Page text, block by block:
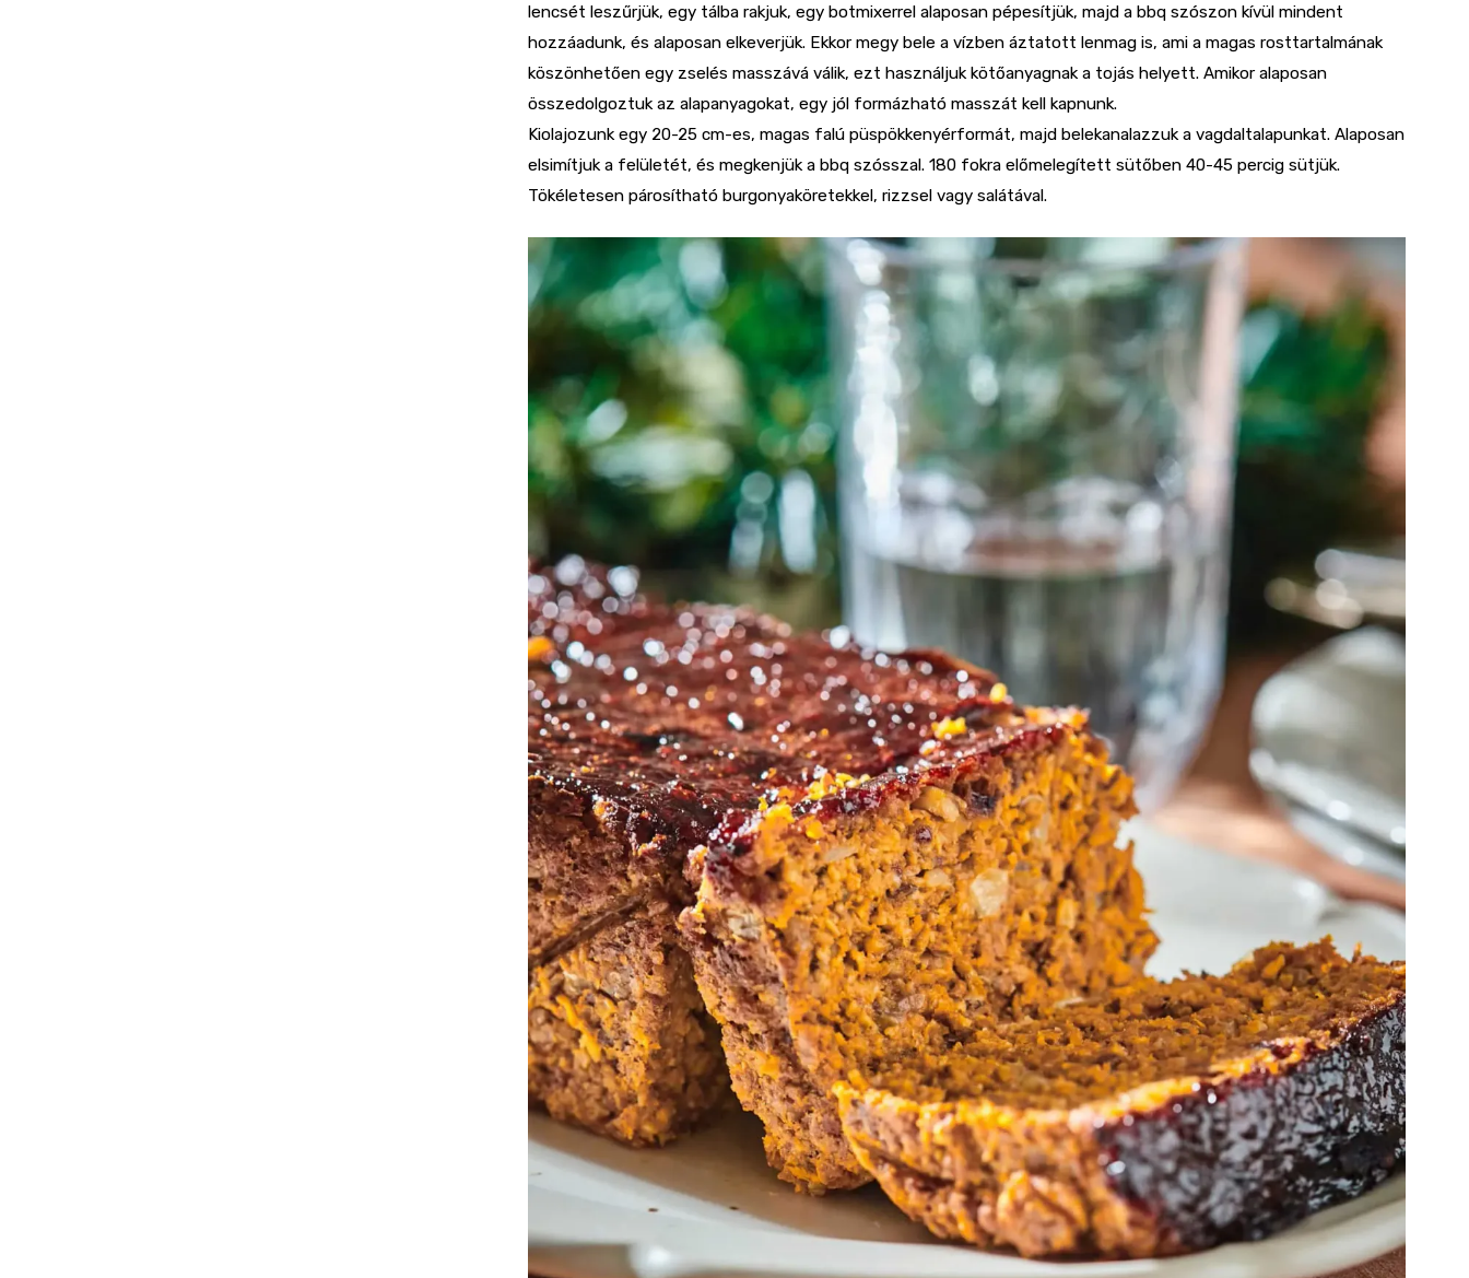
lencsét leszűrjük, egy tálba rakjuk, egy botmixerrel alaposan pépesítjük, majd a bbq szószon kívül mindent
hozzáadunk, és alaposan elkeverjük. Ekkor megy bele a vízben áztatott lenmag is, ami a magas rosttartalmának
köszönhetően egy zselés masszává válik, ezt használjuk kötőanyagnak a tojás helyett. Amikor alaposan
összedolgoztuk az alapanyagokat, egy jól formázható masszát kell kapnunk.
Kiolajozunk egy 20-25 cm-es, magas falú püspökkenyérformát, majd belekanalazzuk a vagdaltalapunkat. Alaposan
elsimítjuk a felületét, és megkenjük a bbq szósszal. 180 fokra előmelegített sütőben 40-45 percig sütjük.
Tökéletesen párosítható burgonyaköretekkel, rizzsel vagy salátával.